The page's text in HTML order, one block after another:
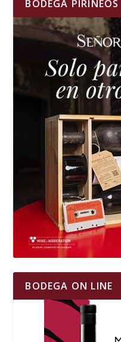
BODEGA PIRINEOS
BODEGA ON LINE